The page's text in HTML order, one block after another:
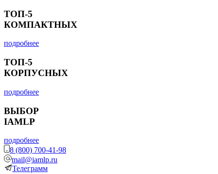
ТОП-5
КОМПАКТНЫХ
подробнее
ТОП-5
КОРПУСНЫХ
подробнее
ВЫБОР
IAMLP
подробнее
8 (800) 700-41-98
mail@iamlp.ru
Телеграмм